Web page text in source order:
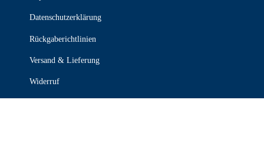
Datenschutzerklärung
Rückgaberichtlinien
Versand & Lieferung
Widerruf